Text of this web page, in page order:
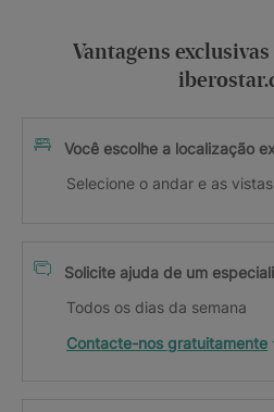
Vantagens
Você escolhe a localização
Selecione o andar e as vistas
Solicite ajuda de um
Todos os dias da semana
Contacte-nos gratuitamente